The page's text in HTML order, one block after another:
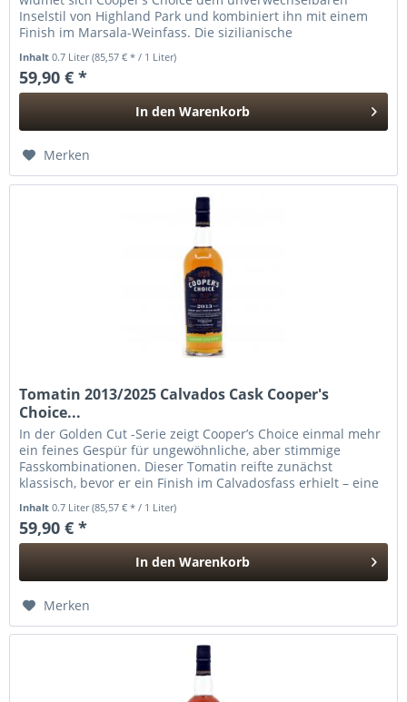
Inselstil von Highland Park und kombiniert ihn mit einem
Finish im Marsala-Weinfass. Die sizilianische
Inhalt0.7 Liter(85,57 € * / 1 Liter)
59,90 € *
In den Warenkorb
Merken
Tomatin 2013/2025 Calvados Cask Cooper's
Choice...
In der Golden Cut -Serie zeigt Cooper’s Choice einmal mehr
ein feines Gespür für ungewöhnliche, aber stimmige
Fasskombinationen. Dieser Tomatin reifte zunächst
klassisch, bevor er ein Finish im Calvadosfass erhielt – eine
Inhalt0.7 Liter(85,57 € * / 1 Liter)
59,90 € *
In den Warenkorb
Merken